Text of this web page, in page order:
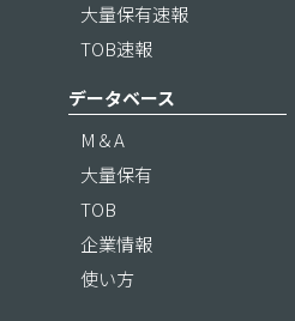
大量保有速報
TOB速報
データベース
M＆A
大量保有
TOB
企業情報
使い方